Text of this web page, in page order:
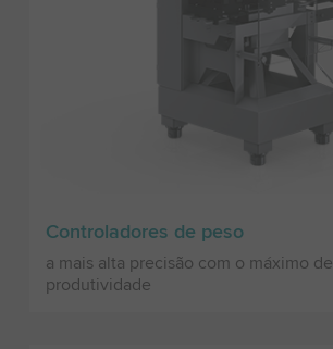
Controladores de peso
a mais alta precisão com o máximo de
produtividade